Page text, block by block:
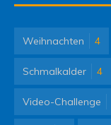
Weihnachten 4
Schmalkalder 4
Video-Challenge